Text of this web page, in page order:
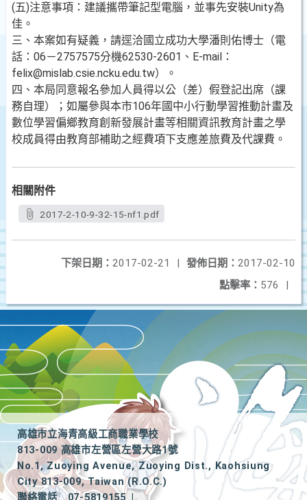
(五)注意事項：建議攜帶筆記型電腦，並事先安裝Unity為
佳。
三、本案如有疑義，請逕洽國立成功大學潘則佑博士（電
話：06－2757575分機62530-2601、E-mail：
felix@mislab.csie.ncku.edu.tw）。
四、本局同意報名參加人員得以公（差）假登記出席（課
務自理）；如屬參與本市106年國中小行動學習推動計畫及
數位學習偏鄉教育創新發展計畫等相關資訊教育計畫之學
校成員得由教育部補助之經費項下支應差旅費及代課費。
相關附件
2017-2-10-9-32-15-nf1.pdf
發佈日期： 2017-02-10
下架日期： 2017-02-21
|
點擊率： 576 |
高雄市立海青高級工商職業學校
813-009 高雄市左營區左營大路1號
No.1, Zuoying Avenue, Zuoying Dist., Kaohsiung
City 813-009, Taiwan (R.O.C.)
聯絡電話
07-5819155
|